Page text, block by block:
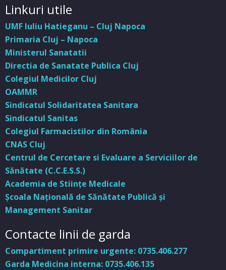
Linkuri utile
UMF Iuliu Hatieganu – Cluj Napoca
Primaria Cluj – Napoca
Ministerul Sanatatii
Directia de Sanatate Publica Cluj
Colegiul Medicilor Cluj
OAMMR
Sindicatul Solidaritatea Sanitara
Sindicatul Sanitas
Colegiul Farmacistilor din România
CNAS Cluj
Centrul de Cercetare si Evaluare a Serviciilor de
Sănătate (C.C.E.S.S.)
Academia de Stiinţe Medicale
Şcoala Naţională de Sănătate Publică şi
Management Sanitar
Contacte linii de garda
Compartiment primire urgente: 0735.406.277
Garda Medicina interna: 0735.406.135